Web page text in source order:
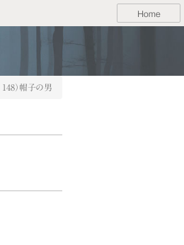
Home
148）帽子の男